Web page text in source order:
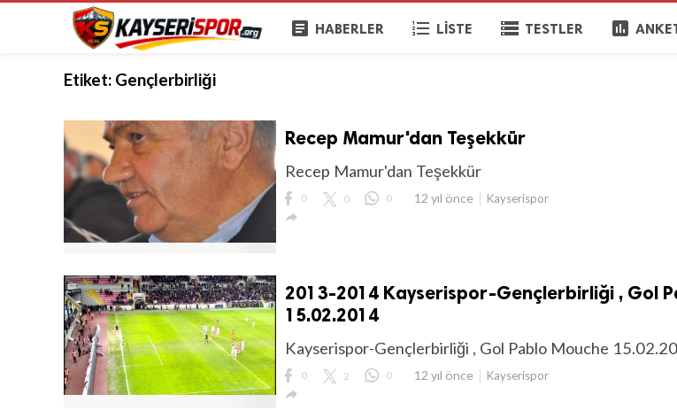
article HABERLER format_list_numbered LISTE storage TESTLER poll
Etiket: Gençlerbirliği
Recep Mamur'dan Teşekkür
Recep Mamur'dan Teşekkür
0 0 0 12 yıl önce Kayserispor

2013-2014 Kayserispor-Gençlerbirliği , Gol
15.02.2014
Kayserispor-Gençlerbirliği , Gol Pablo Mouche
0 2 0 12 yıl önce Kayserispor
